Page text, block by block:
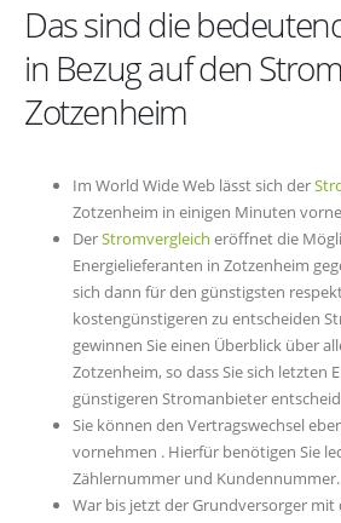
Das sind die
in Bezug auf den
Zotzenheim
Im World Wide Web lässt sich der
Zotzenheim in einigen Minuten
DerStromvergleich eröffnet die
Energielieferanten in Zotzenheim
sich dann für den günstigsten
kostengünstigeren zu entscheiden
gewinnen Sie einen Überblick über
Zotzenheim, so dass Sie sich letzten
günstigeren Stromanbieter
Sie können den Vertragswechsel
vornehmen . Hierfür benötigen Sie
Zählernummer und Kundennummer.
War bis jetzt der Grundversorger mit